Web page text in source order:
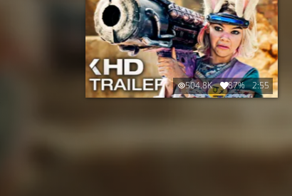
504.8K 87% 2:55